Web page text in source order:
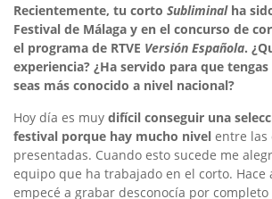
Recientemente, tu corto Subliminal ha
Festival de Málaga y en el concurso de
el programa de RTVE Versión Española.
experiencia? ¿Ha servido para que
seas más conocido a nivel nacional?
Hoy día es muy difícil conseguir una
festival porque hay mucho nivel entre las
presentadas. Cuando esto sucede me
equipo que ha trabajado en el corto. Hace
empecé a grabar desconocía por